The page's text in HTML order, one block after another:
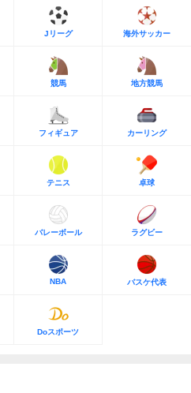
Jリーグ 海外サッカー
競馬 地方競馬
フィギュア カーリング
テニス 卓球
バレーボール ラグビー
NBA バスケ代表
Doスポーツ